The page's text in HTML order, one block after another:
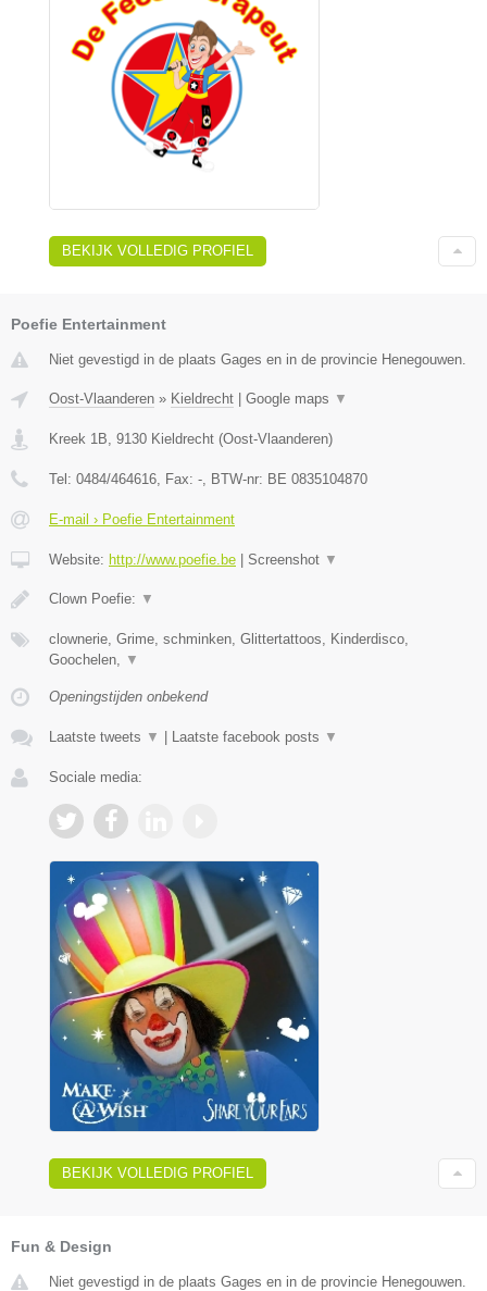
BEKIJK VOLLEDIG PROFIEL
Poefie Entertainment
Niet gevestigd in de plaats Gages en in de provincie Henegouwen.
Oost-Vlaanderen » Kieldrecht | Google maps ▼
Kreek 1B 9130 Kieldrecht (Oost-Vlaanderen)
Tel: 0484/464616 , Fax: - , BTW-nr: BE 0835104870
E-mail › Poefie Entertainment
Website: http://www.poefie.be | Screenshot ▼
Clown Poefie: ▼
clownerie, Grime, schminken, Glittertattoos, Kinderdisco,
Goochelen,
▼
Openingstijden onbekend
Laatste tweets ▼ | Laatste facebook posts ▼
Sociale media:
BEKIJK VOLLEDIG PROFIEL
Fun & Design
Niet gevestigd in de plaats Gages en in de provincie Henegouwen.